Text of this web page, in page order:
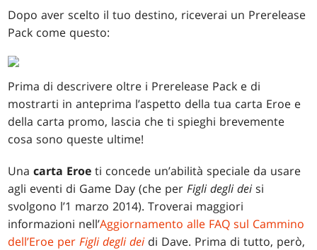
Dopo aver scelto il tuo destino, riceverai un Prerelease
Pack come questo:
Prima di descrivere oltre i Prerelease Pack e di
mostrarti in anteprima l’aspetto della tua carta Eroe e
della carta promo, lascia che ti spieghi brevemente
cosa sono queste ultime!
Unacarta Eroe ti concede un’abilità speciale da usare
agli eventi di Game Day (che perFigli degli dei si
svolgono l’1 marzo 2014). Troverai maggiori
informazioni nell’Aggiornamento alle FAQ sul Cammino
dell’Eroe perFigli degli deidi Dave. Prima di tutto, però,